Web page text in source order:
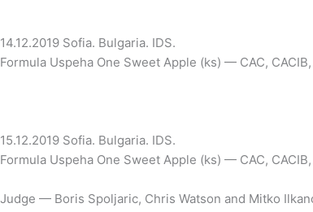
14.12.2019 Sofia. Bulgaria. IDS.
Formula Uspeha One Sweet Apple (ks) — CAC,
15.12.2019 Sofia. Bulgaria. IDS.
Formula Uspeha One Sweet Apple (ks) — CAC,
Judge — Boris Spoljaric, Chris Watson and Mitko